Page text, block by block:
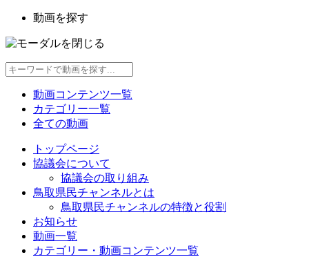
動画を探す
動画コンテンツ一覧
カテゴリー一覧
全ての動画
トップページ
協議会について
協議会の取り組み
鳥取県民チャンネルとは
鳥取県民チャンネルの特徴と役割
お知らせ
動画一覧
カテゴリー・動画コンテンツ一覧